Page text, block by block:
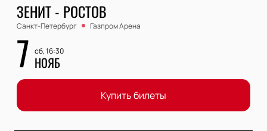
ЗЕНИТ - РОСТОВ
Санкт-Петербург Газпром Арена
7 сб, 16:30
НОЯБ
Купить билеты